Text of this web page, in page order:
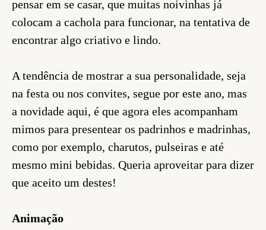
pensar em se casar, que muitas noivinhas já
colocam a cachola para funcionar, na tentativa de
encontrar algo criativo e lindo.
A tendência de mostrar a sua personalidade, seja
na festa ou nos convites, segue por este ano, mas
a novidade aqui, é que agora eles acompanham
mimos para presentear os padrinhos e madrinhas,
como por exemplo, charutos, pulseiras e até
mesmo mini bebidas. Queria aproveitar para dizer
que aceito um destes!
Animação